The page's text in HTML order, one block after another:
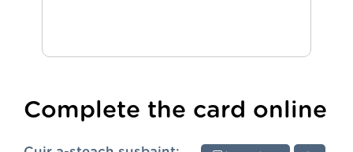
Complete the card online